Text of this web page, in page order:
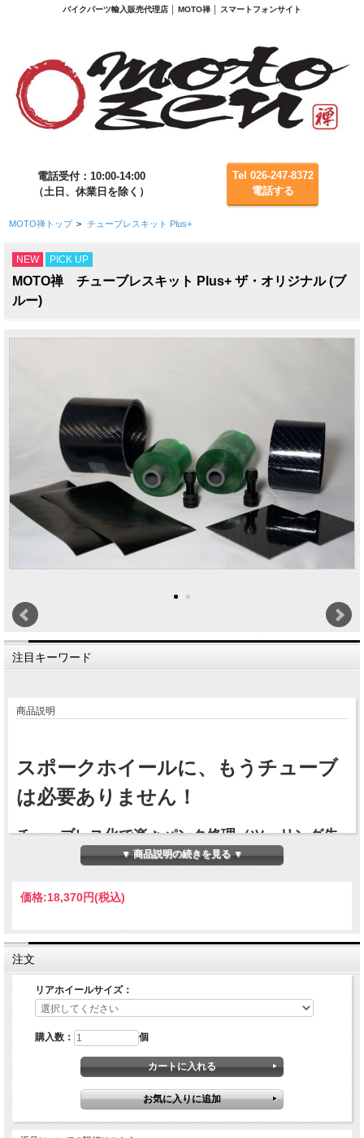
バイクパーツ輸入販売代理店 │ MOTO禅 │ スマートフォンサイト
電話受付：10:00-14:00
（土日、休業日を除く）
Tel 026-247-8372
電話する
MOTO禅トップ > チューブレスキット Plus+
NEW PICK UP
MOTO禅 チューブレスキット Plus+ ザ・オリジナル (ブ
ルー)
注目キーワード
商品説明
スポークホイールに、もうチューブ
は必要ありません！
チューブレス化で楽々パンク修理（ツーリング先
や通勤通学時の不安を解消！）、
その上、バイクの運動性能もアップで良いことづ
くし！
水分や気温差によるラッピング素材（カーボンケブラー）の劣化は非常に少なくな
っており、施工や使い方によっては長期間の使用に応えてくれることは実証済み。
Boris Chambon（ボリス・シャンボン）やFabrice Lecoanet（ファブリス・ルコ
アネ）等著名なライダーがテストに参加。テストしたライダー全員からこのキット
を使用後、「他のものは要らない！」との絶賛を得ました。また、MOTO1ライダ
ーにも多数に愛用されております。
サーキットではもちろん、公道でもそのメリットを十分に感じられる商品です。
▼ 商品説明の続きを見る ▼
価格:18,370円(税込)
注文
リアホイールサイズ：
購入数： 個